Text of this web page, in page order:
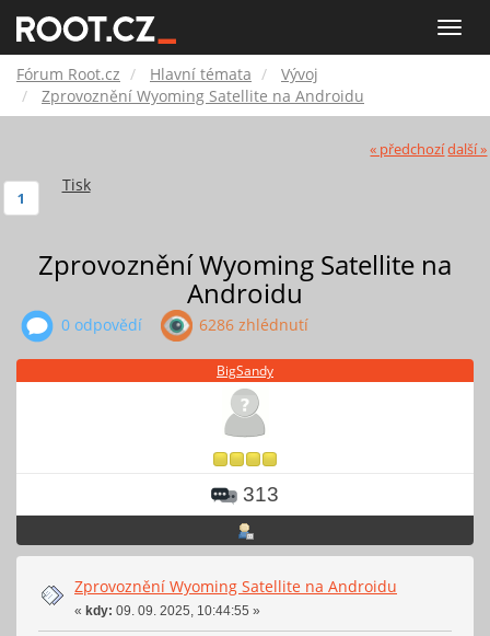
Toggle
Root.cz
Fórum Root.cz Hlavní témata
Vývoj
Zprovoznění Wyoming Satellite na Androidu
« předchozídalší »
Tisk
1
Zprovoznění Wyoming Satellite na
Androidu
0 odpovědí 6286 zhlédnutí
BigSandy
313
Zprovoznění Wyoming Satellite na Androidu
« kdy: 09. 09. 2025, 10:44:55 »